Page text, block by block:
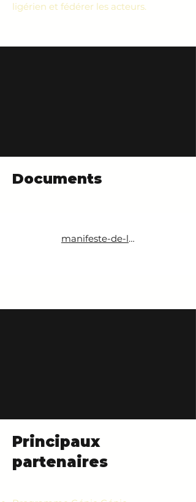
ligérien et fédérer les acteurs.
Documents
manifeste-de-loire
Principaux
partenaires